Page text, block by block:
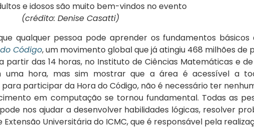
e idosos são muito bem-vindos no evento
(crédito: Denise Casatti)
qualquer pessoa pode aprender os fundamentos básicos
Código, um movimento global que já atingiu 468 milhões de
das 14 horas, no Instituto de Ciências Matemáticas e
hora, mas sim mostrar que a área é acessível a
participar da Hora do Código, não é necessário ter
em computação se tornou fundamental. Todas as
nos ajudar a desenvolver habilidades lógicas, resolver
Universitária do ICMC, que é responsável pela